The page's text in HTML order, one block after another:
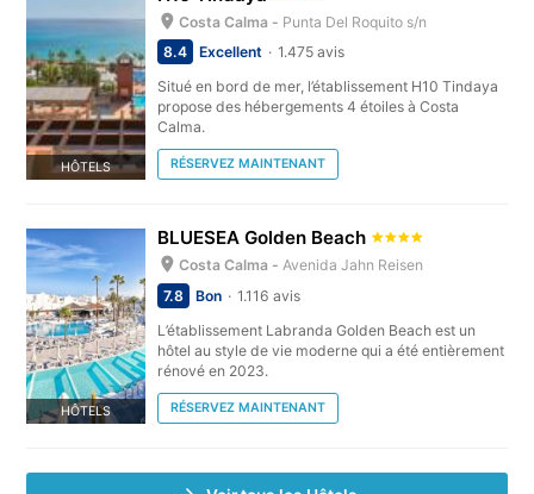
HÔTELS
Costa Calma - Punta Del Roquito s/n
8.4
Excellent
1.475 avis
Situé en bord de mer, l’établissement H10 Tindaya
propose des hébergements 4 étoiles à Costa
Calma.
RÉSERVEZ MAINTENANT
HÔTELS
BLUESEA Golden Beach
Costa Calma -Avenida Jahn Reisen
7.8
Bon
1.116 avis
L’établissement Labranda Golden Beach est un
hôtel au style de vie moderne qui a été entièrement
rénové en 2023.
RÉSERVEZ MAINTENANT